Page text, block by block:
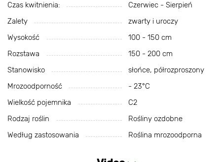
Czas kwitnienia:
Czerwiec - Sierpień
Zalety
zwarty i uroczy
Wysokość
100 - 150 cm
Rozstawa
150 - 200 cm
Stanowisko
słońce, półrozproszony
Mrozoodporność
- 23°С
Wielkość pojemnika
C2
Rodzaj roślin
Rośliny ozdobne
Według zastosowania
Roślina mrozoodporna